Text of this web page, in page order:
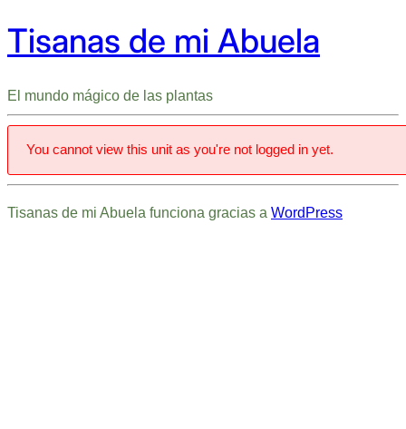
Tisanas de mi Abuela
El mundo mágico de las plantas
You cannot view this unit as you're not logged in yet.
Tisanas de mi Abuela funciona gracias a WordPress